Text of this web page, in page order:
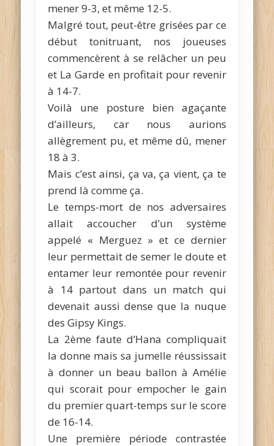
mener 9-3, et même 12-5.
Malgré tout, peut-être grisées par ce
début tonitruant, nos joueuses
commencèrent à se relâcher un peu
et La Garde en profitait pour revenir
à 14-7.
Voilà une posture bien agaçante
d’ailleurs, car nous aurions
allègrement pu, et même dû, mener
18 à 3.
Mais c’est ainsi, ça va, ça vient, ça te
prend là comme ça.
Le temps-mort de nos adversaires
allait accoucher d’un système
appelé « Merguez » et ce dernier
leur permettait de semer le doute et
entamer leur remontée pour revenir
à 14 partout dans un match qui
devenait aussi dense que la nuque
des Gipsy Kings.
La 2ème faute d’Hana compliquait
la donne mais sa jumelle réussissait
à donner un beau ballon à Amélie
qui scorait pour empocher le gain
du premier quart-temps sur le score
de 16-14.
Une première période contrastée